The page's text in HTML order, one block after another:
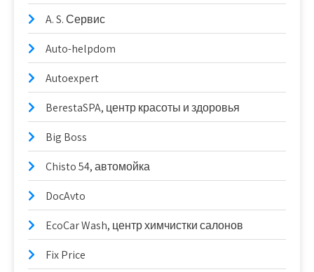
A. S. Сервис
Auto-helpdom
Autoexpert
BerestaSPA, центр красоты и здоровья
Big Boss
Chisto 54, автомойка
DocAvto
EcoCar Wash, центр химчистки салонов
Fix Price